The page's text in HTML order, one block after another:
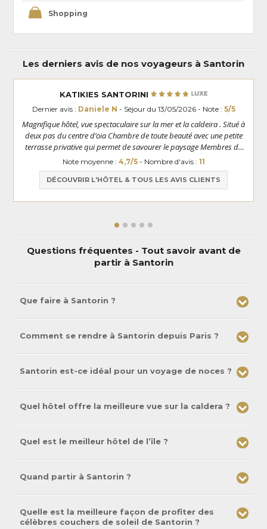
Shopping
Les derniers avis de nos voyageurs à Santorin
KATIKIES SANTORINI
Dernier avis : Daniele N - Séjour du 13/05/2026 - Note : 5/5
Magnifique hôtel, vue spectaculaire sur la mer et la caldeira . Situé à
deux pas du centre d’oia Chambre de toute beauté avec une petite
terrasse privative qui permet de savourer le paysage Membres de
l’équipe sympathiques, aux petits soins pour leurs hôtes Petit
déjeuner à la carte excellent et varié. Très bon restaurant Une très
belle adresse assurément, où l’on a envie de revenir
Note moyenne : 4,7/5- Nombre d'avis : 11
DÉCOUVRIR L'HÔTEL & TOUS LES AVIS CLIENTS
Questions fréquentes - Tout savoir avant de
partir à Santorin
Que faire à Santorin ?
Comment se rendre à Santorin depuis Paris ?
Santorin est-ce idéal pour un voyage de noces ?
Quel hôtel offre la meilleure vue sur la caldera ?
Quel est le meilleur hôtel de l’île ?
Quand partir à Santorin ?
Quelle est la meilleure façon de profiter des
célèbres couchers de soleil de Santorin ?